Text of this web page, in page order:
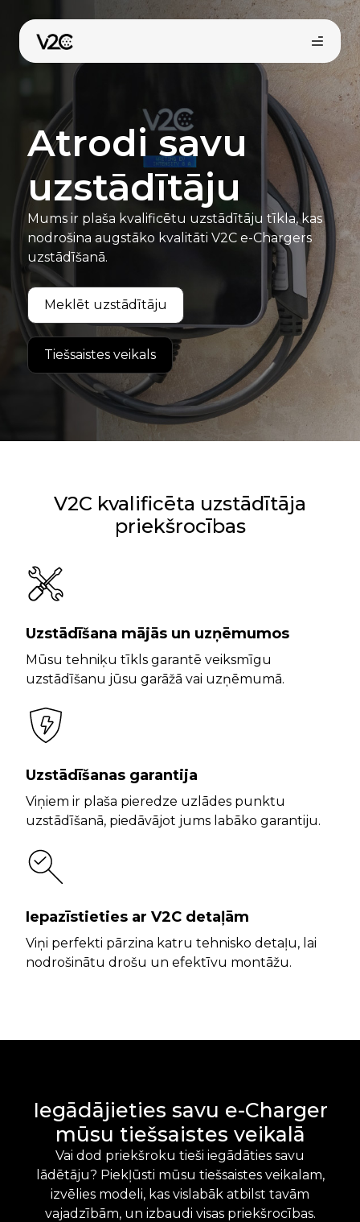
content
Atrodi savu
uzstādītāju
Mums ir plaša kvalificētu uzstādītāju tīkla, kas
nodrošina augstāko kvalitāti V2C e-Chargers
uzstādīšanā.
Meklēt uzstādītāju
Tiešsaistes veikals
V2C kvalificēta uzstādītāja
priekšrocības
Uzstādīšana mājās un uzņēmumos
Mūsu tehniķu tīkls garantē veiksmīgu
uzstādīšanu jūsu garāžā vai uzņēmumā.
Uzstādīšanas garantija
Viņiem ir plaša pieredze uzlādes punktu
uzstādīšanā, piedāvājot jums labāko garantiju.
Iepazīstieties ar V2C detaļām
Viņi perfekti pārzina katru tehnisko detaļu, lai
nodrošinātu drošu un efektīvu montāžu.
Iegādājieties savu e-Charger
mūsu tiešsaistes veikalā
Vai dod priekšroku tieši iegādāties savu
lādētāju? Piekļūsti mūsu tiešsaistes veikalam,
izvēlies modeli, kas vislabāk atbilst tavām
vajadzībām, un izbaudi visas priekšrocības.